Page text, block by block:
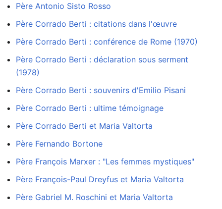
Père Antonio Sisto Rosso
Père Corrado Berti : citations dans l'œuvre
Père Corrado Berti : conférence de Rome (1970)
Père Corrado Berti : déclaration sous serment
(1978)
Père Corrado Berti : souvenirs d'Emilio Pisani
Père Corrado Berti : ultime témoignage
Père Corrado Berti et Maria Valtorta
Père Fernando Bortone
Père François Marxer : "Les femmes mystiques"
Père François-Paul Dreyfus et Maria Valtorta
Père Gabriel M. Roschini et Maria Valtorta